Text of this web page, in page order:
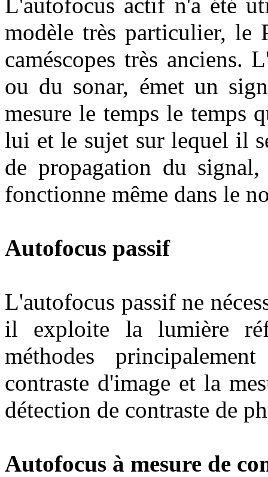
modèle très particulier, le
caméscopes très anciens.
ou du sonar, émet un
mesure le temps le temps
lui et le sujet sur lequel il
de propagation du
fonctionne même dans le
Autofocus passif
L'autofocus passif ne
il exploite la lumière
méthodes
contraste d'image et la
détection de contraste de
Autofocus à mesure de